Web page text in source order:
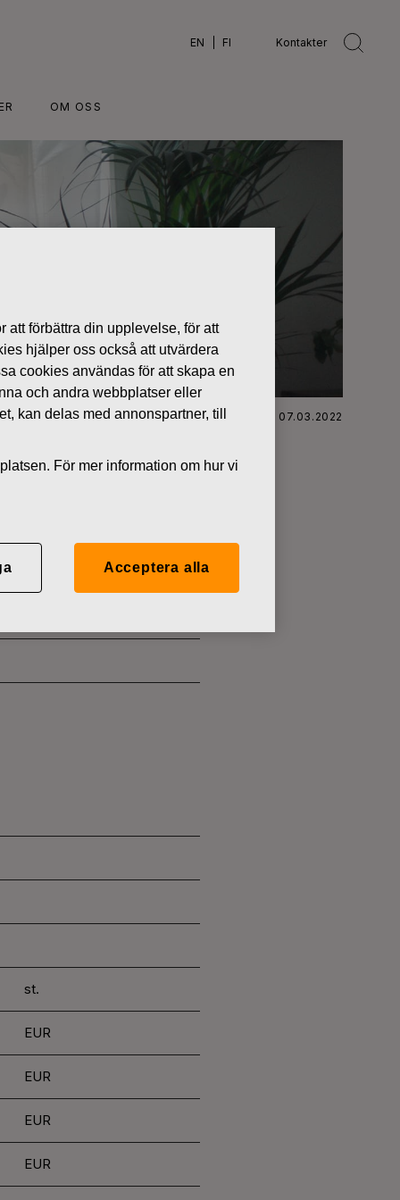
EN FI Kontakter
OM OSS
FISKARS OYJ ABP:S ÅTERKÖP AV EGNA AKTIER 07.03.2022
st.
EUR
EUR
EUR
EUR
att förbättra din upplevelse, för att
hjälper oss också att utvärdera
cookies användas för att skapa en
och andra webbplatser eller
kan delas med annonspartner, till
För mer information om hur vi
Acceptera alla